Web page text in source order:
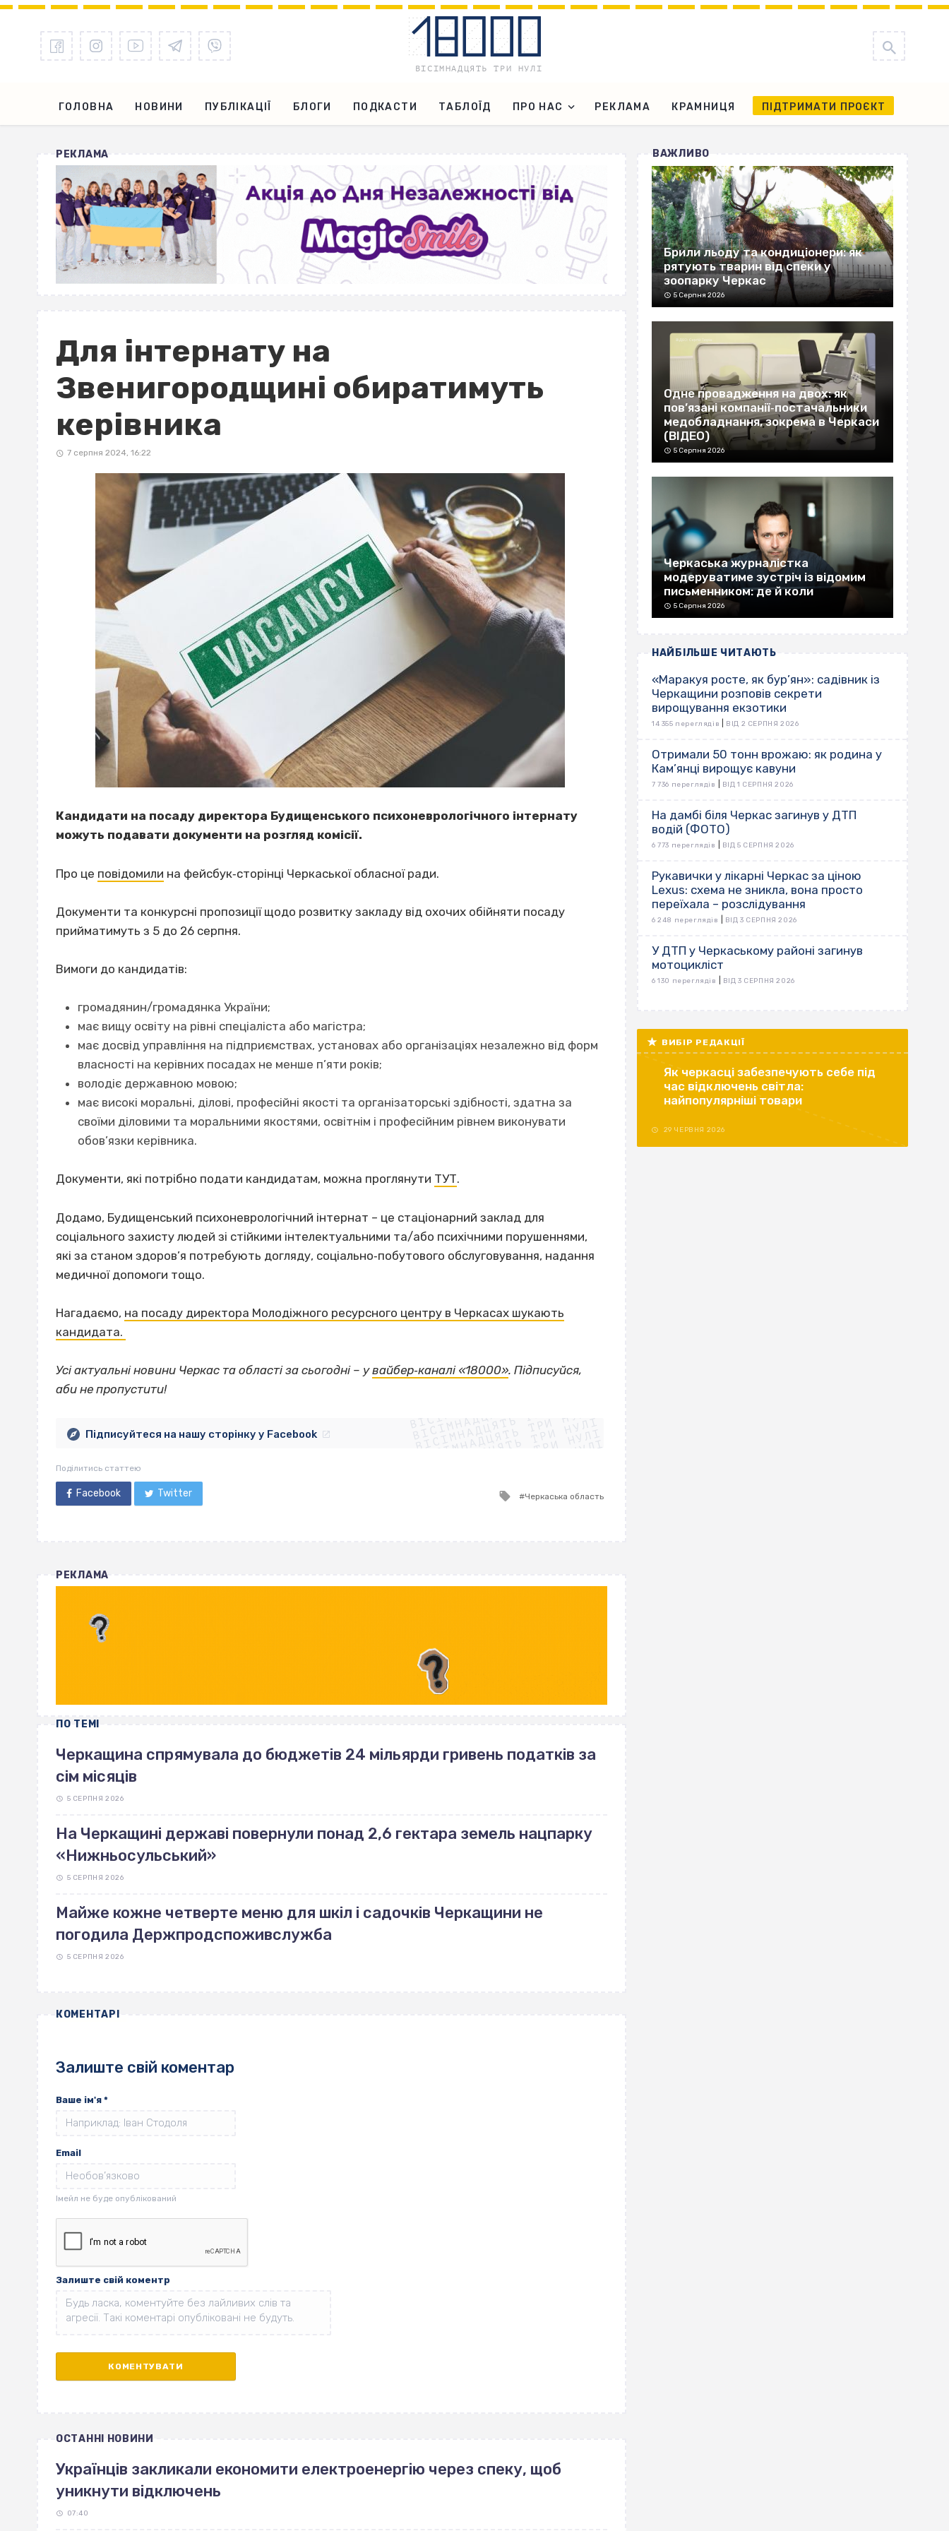
ГОЛОВНА НОВИНИ ПУБЛІКАЦІЇ БЛОГИ ПОДКАСТИ ТАБЛОЇД ПРО НАС РЕКЛАМА КРАМНИЦЯ ПІДТРИМАТИ ПРОЄКТ
РЕКЛАМА
Для інтернату на
Звенигородщині обиратимуть
керівника
7 серпня 2024, 16:22
Кандидати на посаду директора Будищенського психоневрологічного інтернату
можуть подавати документи на розгляд комісії.
Про це повідомили на фейсбук‐сторінці Черкаської обласної ради.
Документи та конкурсні пропозиції щодо розвитку закладу від охочих обійняти посаду
прийматимуть з 5 до 26 серпня.
Вимоги до кандидатів:
громадянин/громадянка України;
має вищу освіту на рівні спеціаліста або магістра;
має досвід управління на підприємствах, установах або організаціях незалежно від форм
власності на керівних посадах не менше п’яти років;
володіє державною мовою;
має високі моральні, ділові, професійні якості та організаторські здібності, здатна за
своїми діловими та моральними якостями, освітнім і професійним рівнем виконувати
обов’язки керівника.
Документи, які потрібно подати кандидатам, можна проглянути ТУТ.
Додамо, Будищенський психоневрологічний інтернат – це стаціонарний заклад для
соціального захисту людей зі стійкими інтелектуальними та/або психічними порушеннями,
які за станом здоров’я потребують догляду, соціально‐побутового обслуговування, надання
медичної допомоги тощо.
Нагадаємо, на посаду директора Молодіжного ресурсного центру в Черкасах шукають
кандидата.
Усі актуальні новини Черкас та області за сьогодні – увайбер‐каналі «18000». Підписуйся,
аби не пропустити!
ВІСІМНАДЦЯТЬ ТРИ НУЛІ
ВІСІМНАДЦЯТЬ ТРИ НУЛІ
ВІСІМНАДЦЯТЬ ТРИ НУЛІ
ВІСІМНАДЦЯТЬ ТРИ НУЛІ
ВІСІМНАДЦЯТЬ ТРИ НУЛІ
ВІСІМНАДЦЯТЬ ТРИ НУЛІ
ВІСІМНАДЦЯТЬ ТРИ НУЛІ
ВІСІМНАДЦЯТЬ ТРИ НУЛІ
Підписуйтеся на нашу сторінку у Facebook
Поділитись статтею
Facebook Twitter
Tagged
Черкаська область
РЕКЛАМА
ПО ТЕМІ
Черкащина спрямувала до бюджетів 24 мільярди гривень податків за
сім місяців
5 СЕРПНЯ 2026
На Черкащині державі повернули понад 2,6 гектара земель нацпарку
«Нижньосульський»
5 СЕРПНЯ 2026
Майже кожне четверте меню для шкіл і садочків Черкащини не
погодила Держпродспоживслужба
5 СЕРПНЯ 2026
КОМЕНТАРІ
Залиште свій коментар
Ваше ім'я *
Email
Залиште свій коментр
ОСТАННІ НОВИНИ
Українців закликали економити електроенергію через спеку, щоб
уникнути відключень
07:40
ВАЖЛИВО
Брили льоду та кондиціонери: як
рятують тварин від спеки у
зоопарку Черкас
5 Серпня 2026
Одне провадження на двох: як
пов’язані компанії‐постачальники
медобладнання, зокрема в Черкаси
(ВІДЕО)
5 Серпня 2026
Черкаська журналістка
модеруватиме зустріч із відомим
письменником: де й коли
5 Серпня 2026
НАЙБІЛЬШЕ ЧИТАЮТЬ
«Маракуя росте, як бур’ян»: садівник із
Черкащини розповів секрети
вирощування екзотики
14 355 переглядів ВІД 2 СЕРПНЯ 2026
Отримали 50 тонн врожаю: як родина у
Кам’янці вирощує кавуни
7 736 переглядів ВІД 1 СЕРПНЯ 2026
На дамбі біля Черкас загинув у ДТП
водій (ФОТО)
6 773 переглядів ВІД 5 СЕРПНЯ 2026
Рукавички у лікарні Черкас за ціною
Lexus: схема не зникла, вона просто
переїхала – розслідування
6 248 переглядів ВІД 3 СЕРПНЯ 2026
У ДТП у Черкаському районі загинув
мотоцикліст
6 130 переглядів ВІД 3 СЕРПНЯ 2026
ВИБІР РЕДАКЦІЇ
Як черкасці забезпечують себе під
час відключень світла:
найпопулярніші товари
29 ЧЕРВНЯ 2026